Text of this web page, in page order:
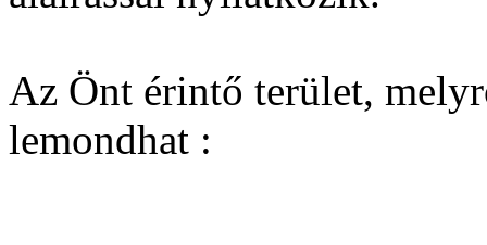
Az Önt érintő terület,
lemondhat :